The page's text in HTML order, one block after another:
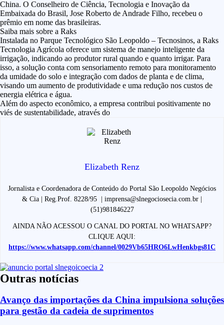
China. O Conselheiro de Ciência, Tecnologia e Inovação da
Embaixada do Brasil, Jose Roberto de Andrade Filho, recebeu o
prêmio em nome das brasileiras.
Saiba mais sobre a Raks
Instalada no Parque Tecnológico São Leopoldo – Tecnosinos, a Raks
Tecnologia Agrícola oferece um sistema de manejo inteligente da
irrigação, indicando ao produtor rural quando e quanto irrigar. Para
isso, a solução conta com sensoriamento remoto para monitoramento
da umidade do solo e integração com dados de planta e de clima,
visando um aumento de produtividade e uma redução nos custos de
energia elétrica e água.
Além do aspecto econômico, a empresa contribui positivamente no
viés de sustentabilidade, através do
Elizabeth Renz
Jornalista e Coordenadora de Conteúdo do Portal São Leopoldo Negócios
& Cia | Reg.Prof. 8228/95 | imprensa@slnegociosecia.com.br |
(51)981846227
AINDA NÃO ACESSOU O CANAL DO PORTAL NO WHATSAPP?
CLIQUE AQUI:
https://www.whatsapp.com/channel/0029Vb65HRO6LwHenkbgs81C
Outras notícias
Avanço das importações da China impulsiona soluções
para gestão da cadeia de suprimentos